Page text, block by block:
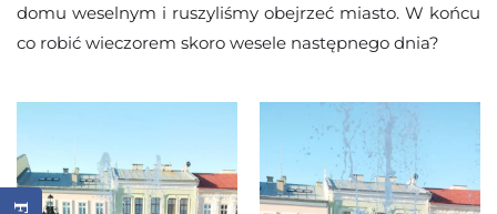
domu weselnym i ruszyliśmy obejrzeć miasto. W końcu
co robić wieczorem skoro wesele następnego dnia?